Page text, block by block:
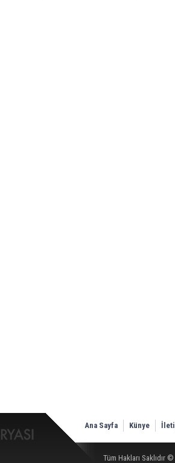
Ana Sayfa Künye
Tüm Hakları Saklıdır